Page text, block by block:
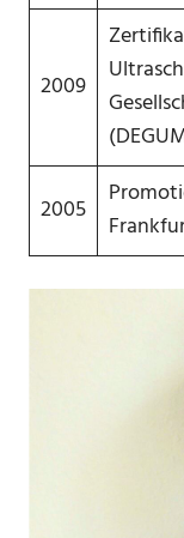
2009
2005